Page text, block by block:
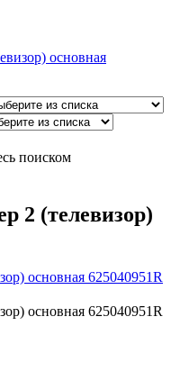
основная
поиском
2 (телевизор)